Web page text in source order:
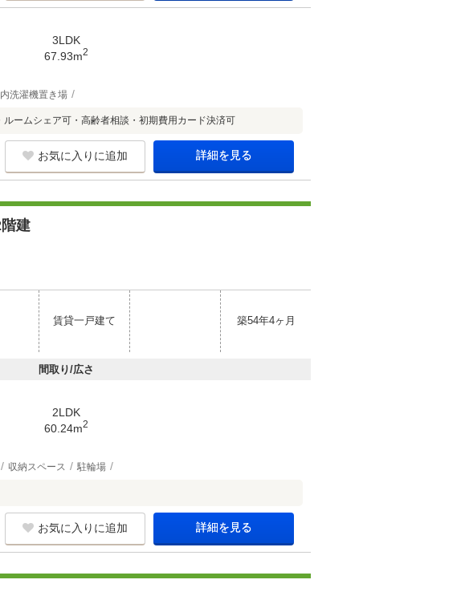
3LDK
67.93m2
洗濯機置き場
ームシェア可・高齢者相談・初期費用カード決済可
お気に入りに追加 詳細を見る
建
賃貸一戸建て 築54年4ヶ月
間取り/広さ
2LDK
60.24m2
収納スペース 駐輪場
お気に入りに追加 詳細を見る